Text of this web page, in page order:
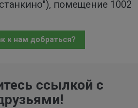
помещение 1002
к нам добраться?
ссылкой с